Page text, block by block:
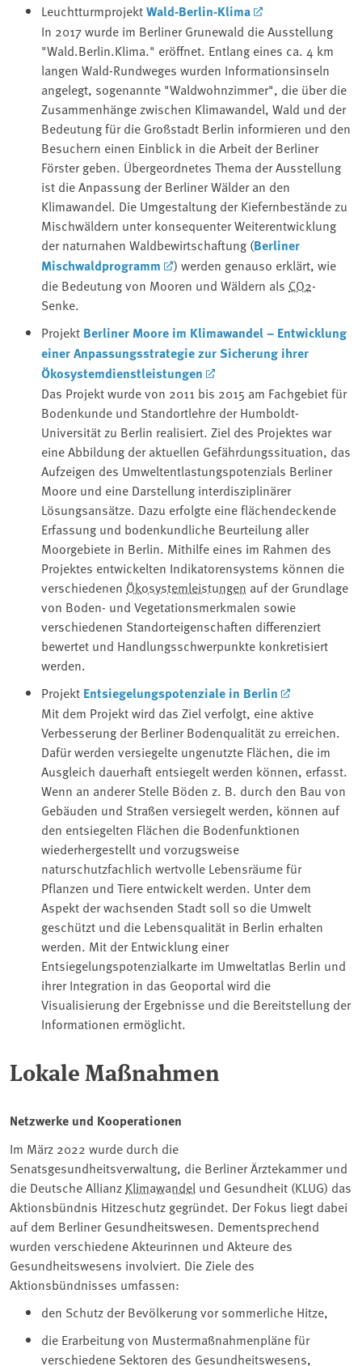
LeuchtturmprojektWald-Berlin-Klima
In 2017 wurde im Berliner Grunewald die Ausstellung
"Wald.Berlin.Klima." eröffnet. Entlang eines ca. 4 km
langen Wald-Rundweges wurden Informationsinseln
angelegt, sogenannte "Waldwohnzimmer", die über die
Zusammenhänge zwischen Klimawandel, Wald und der
Bedeutung für die Großstadt Berlin informieren und den
Besuchern einen Einblick in die Arbeit der Berliner
Förster geben. Übergeordnetes Thema der Ausstellung
ist die Anpassung der Berliner Wälder an den
Klimawandel. Die Umgestaltung der Kiefernbestände zu
Mischwäldern unter konsequenter Weiterentwicklung
der naturnahen Waldbewirtschaftung (Berliner
Mischwaldprogramm
) werden genauso erklärt, wie
die Bedeutung von Mooren und Wäldern als ⁠ CO2⁠-
Senke.
Projekt Berliner Moore im ⁠Klimawandel⁠ – Entwicklung
einer ⁠Anpassungsstrategie⁠ zur Sicherung ihrer
Ökosystemdienstleistungen
Das Projekt wurde von 2011 bis 2015 am Fachgebiet für
Bodenkunde und Standortlehre der Humboldt-
Universität zu Berlin realisiert. Ziel des Projektes war
eine Abbildung der aktuellen Gefährdungssituation, das
Aufzeigen des Umweltentlastungspotenzials Berliner
Moore und eine Darstellung interdisziplinärer
Lösungsansätze. Dazu erfolgte eine flächendeckende
Erfassung und bodenkundliche Beurteilung aller
Moorgebiete in Berlin. Mithilfe eines im Rahmen des
Projektes entwickelten Indikatorensystems können die
verschiedenen ⁠ Ökosystemleistungen ⁠ auf der Grundlage
von Boden- und Vegetationsmerkmalen sowie
verschiedenen Standorteigenschaften differenziert
bewertet und Handlungsschwerpunkte konkretisiert
werden.
Projekt Entsiegelungspotenziale in Berlin
Mit dem Projekt wird das Ziel verfolgt, eine aktive
Verbesserung der Berliner Bodenqualität zu erreichen.
Dafür werden versiegelte ungenutzte Flächen, die im
Ausgleich dauerhaft entsiegelt werden können, erfasst.
Wenn an anderer Stelle Böden z. B. durch den Bau von
Gebäuden und Straßen versiegelt werden, können auf
den entsiegelten Flächen die Bodenfunktionen
wiederhergestellt und vorzugsweise
naturschutzfachlich wertvolle Lebensräume für
Pflanzen und Tiere entwickelt werden. Unter dem
Aspekt der wachsenden Stadt soll so die Umwelt
geschützt und die Lebensqualität in Berlin erhalten
werden. Mit der Entwicklung einer
Entsiegelungspotenzialkarte im Umweltatlas Berlin und
ihrer Integration in das Geoportal wird die
Visualisierung der Ergebnisse und die Bereitstellung der
Informationen ermöglicht.
Lokale Maßnahmen
Netzwerke und Kooperationen
Im März 2022 wurde durch die
Senatsgesundheitsverwaltung, die Berliner Ärztekammer und
die Deutsche Allianz Klimawandel und Gesundheit (KLUG) das
Aktionsbündnis Hitzeschutz gegründet. Der Fokus liegt dabei
auf dem Berliner Gesundheitswesen. Dementsprechend
wurden verschiedene Akteurinnen und Akteure des
Gesundheitswesens involviert. Die Ziele des
Aktionsbündnisses umfassen:
den Schutz der Bevölkerung vor sommerliche Hitze,
die Erarbeitung von Mustermaßnahmenpläne für
verschiedene Sektoren des Gesundheitswesens,